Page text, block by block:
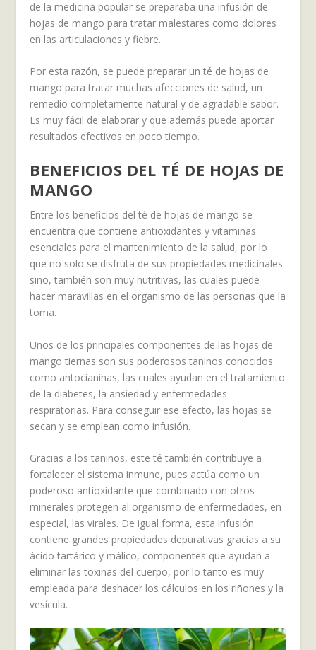
de la medicina popular se preparaba una infusión de
hojas de mango para tratar malestares como dolores
en las articulaciones y fiebre.
Por esta razón, se puede preparar un té de hojas de
mango para tratar muchas afecciones de salud, un
remedio completamente natural y de agradable sabor.
Es muy fácil de elaborar y que además puede aportar
resultados efectivos en poco tiempo.
BENEFICIOS DEL TÉ DE HOJAS DE
MANGO
Entre los beneficios del té de hojas de mango se
encuentra que contiene antioxidantes y vitaminas
esenciales para el mantenimiento de la salud, por lo
que no solo se disfruta de sus propiedades medicinales
sino, también son muy nutritivas, las cuales puede
hacer maravillas en el organismo de las personas que la
toma.
Unos de los principales componentes de las hojas de
mango tiernas son sus poderosos taninos conocidos
como antocianinas, las cuales ayudan en el tratamiento
de la diabetes, la ansiedad y enfermedades
respiratorias. Para conseguir ese efecto, las hojas se
secan y se emplean como infusión.
Gracias a los taninos, este té también contribuye a
fortalecer el sistema inmune, pues actúa como un
poderoso antioxidante que combinado con otros
minerales protegen al organismo de enfermedades, en
especial, las virales. De igual forma, esta infusión
contiene grandes propiedades depurativas gracias a su
ácido tartárico y málico, componentes que ayudan a
eliminar las toxinas del cuerpo, por lo tanto es muy
empleada para deshacer los cálculos en los riñones y la
vesícula.